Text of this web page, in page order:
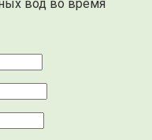
вод во время